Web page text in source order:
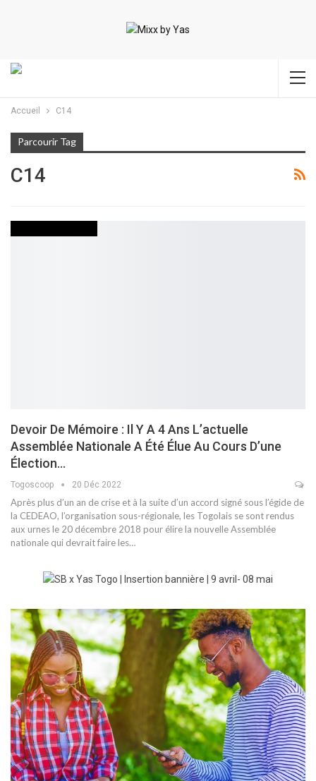
Accueil C14
Parcourir Tag
C14
Devoir De Mémoire : Il Y A 4 Ans L’actuelle
Assemblée Nationale A Été Élue Au Cours D’une
Élection…
Togoscoop 20 Déc 2022
Après plus d’un an de crise et à la suite d’un accord signé sous l’égide de
la CEDEAO, l’organisation sous-régionale, les Togolais se sont rendus
aux urnes le 20 décembre 2018 pour élire la nouvelle Assemblée
nationale qui devrait faire les…